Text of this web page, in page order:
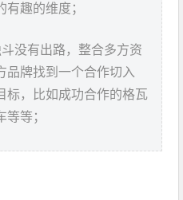
趣的维度；
没有出路，整合多方资
品牌找到一个合作切入
标，比如成功合作的格瓦
等；